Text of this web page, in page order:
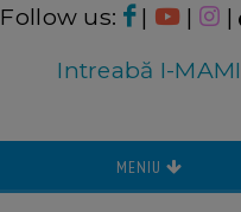
Follow us: | | |
Intreabă I-MAMI
MENIU